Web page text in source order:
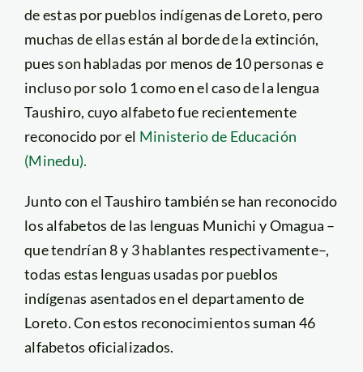
de estas por pueblos indígenas de Loreto, pero
muchas de ellas están al borde de la extinción,
pues son habladas por menos de 10 personas e
incluso por solo 1 como en el caso de la lengua
Taushiro, cuyo alfabeto fue recientemente
reconocido por el Ministerio de Educación
(Minedu).
Junto con el Taushiro también se han reconocido
los alfabetos de las lenguas Munichi y Omagua –
que tendrían 8 y 3 hablantes respectivamente–,
todas estas lenguas usadas por pueblos
indígenas asentados en el departamento de
Loreto. Con estos reconocimientos suman 46
alfabetos oficializados.